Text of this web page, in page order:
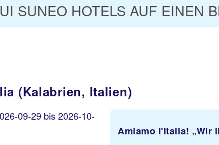
SUNEO HOTELS AUF EINEN
(Kalabrien, Italien)
Amiamo l'Italia! „Wir